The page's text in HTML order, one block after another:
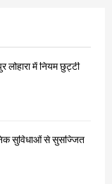
में नियम छुट्टी
सुविधाओं से सुसज्जित